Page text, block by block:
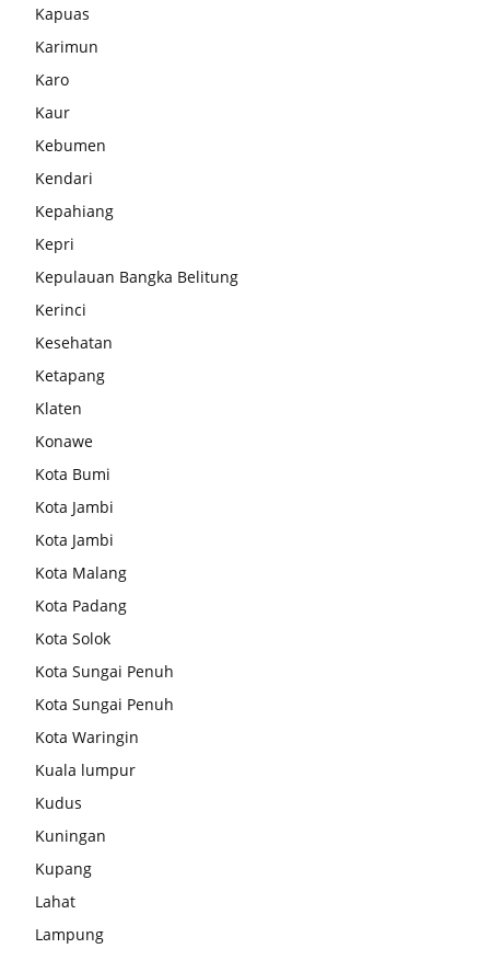
Kapuas
Karimun
Karo
Kaur
Kebumen
Kendari
Kepahiang
Kepri
Kepulauan Bangka Belitung
Kerinci
Kesehatan
Ketapang
Klaten
Konawe
Kota Bumi
Kota Jambi
Kota Jambi
Kota Malang
Kota Padang
Kota Solok
Kota Sungai Penuh
Kota Sungai Penuh
Kota Waringin
Kuala lumpur
Kudus
Kuningan
Kupang
Lahat
Lampung